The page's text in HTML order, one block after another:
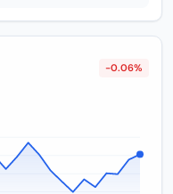
-0.06%